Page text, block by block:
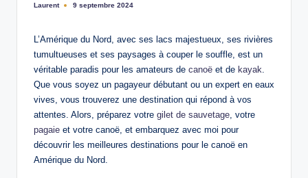
Ecrit
Laurent 9 septembre 2024
L’Amérique du Nord, avec ses lacs majestueux, ses rivières
tumultueuses et ses paysages à couper le souffle, est un
véritable paradis pour les amateurs de canoë et de kayak.
Que vous soyez un pagayeur débutant ou un expert en eaux
vives, vous trouverez une destination qui répond à vos
attentes. Alors, préparez votre gilet de sauvetage, votre
pagaie et votre canoë, et embarquez avec moi pour
découvrir les meilleures destinations pour le canoë en
Amérique du Nord.